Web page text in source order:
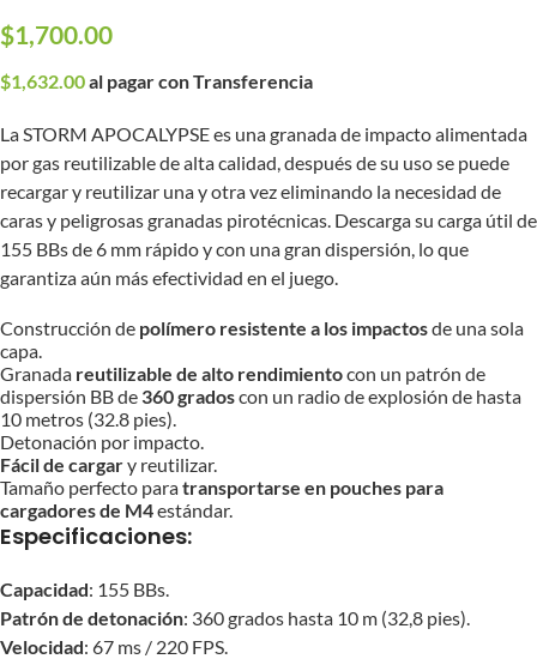
$1,700.00
$1,632.00al pagar con Transferencia
La STORM APOCALYPSE es una granada de impacto alimentada
por gas reutilizable de alta calidad, después de su uso se puede
recargar y reutilizar una y otra vez eliminando la necesidad de
caras y peligrosas granadas pirotécnicas. Descarga su carga útil de
155 BBs de 6 mm rápido y con una gran dispersión, lo que
garantiza aún más efectividad en el juego.
Construcción de polímero resistente a los impactosde una sola
capa.
Granada reutilizable de alto rendimientocon un patrón de
dispersión BB de 360 ​​gradoscon un radio de explosión de hasta
10 metros (32.8 pies).
Detonación por impacto.
Fácil de cargary reutilizar.
Tamaño perfecto paratransportarse en pouches para
cargadores de M4estándar.
Especificaciones:
Capacidad: 155 BBs.
Patrón de detonación: 360 grados hasta 10 m (32,8 pies).
Velocidad: 67 ms / 220 FPS.